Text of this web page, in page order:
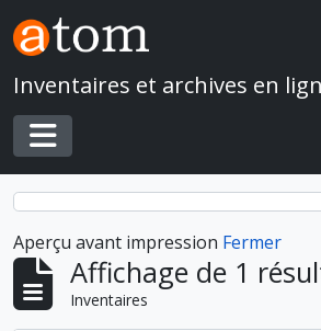
Skip to main content
Inventaires et archives en
Toggle navigation
Aperçu avant impression Fermer
Affichage de 1
Inventaires